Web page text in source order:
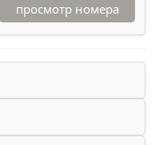
просмотр номера